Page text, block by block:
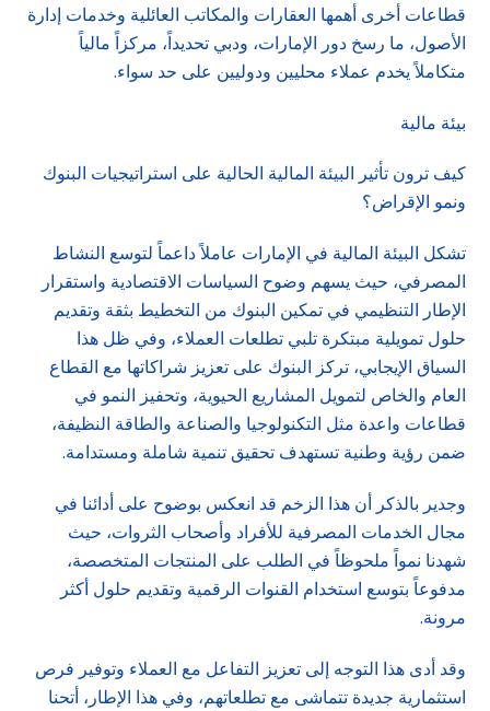
قطاعات أخرى أهمها العقارات والمكاتب العائلية وخدمات إدارة
الأصول، ما رسخ دور الإمارات، ودبي تحديداً، مركزاً مالياً
متكاملاً يخدم عملاء محليين ودوليين على حد سواء.
بيئة مالية
كيف ترون تأثير البيئة المالية الحالية على استراتيجيات البنوك
ونمو الإقراض؟
تشكل البيئة المالية في الإمارات عاملاً داعماً لتوسع النشاط
المصرفي، حيث يسهم وضوح السياسات الاقتصادية واستقرار
الإطار التنظيمي في تمكين البنوك من التخطيط بثقة وتقديم
حلول تمويلية مبتكرة تلبي تطلعات العملاء، وفي ظل هذا
السياق الإيجابي، تركز البنوك على تعزيز شراكاتها مع القطاع
العام والخاص لتمويل المشاريع الحيوية، وتحفيز النمو في
قطاعات واعدة مثل التكنولوجيا والصناعة والطاقة النظيفة،
ضمن رؤية وطنية تستهدف تحقيق تنمية شاملة ومستدامة.
وجدير بالذكر أن هذا الزخم قد انعكس بوضوح على أدائنا في
مجال الخدمات المصرفية للأفراد وأصحاب الثروات، حيث
شهدنا نمواً ملحوظاً في الطلب على المنتجات المتخصصة،
مدفوعاً بتوسع استخدام القنوات الرقمية وتقديم حلول أكثر
مرونة.
وقد أدى هذا التوجه إلى تعزيز التفاعل مع العملاء وتوفير فرص
استثمارية جديدة تتماشى مع تطلعاتهم، وفي هذا الإطار، أتحنا